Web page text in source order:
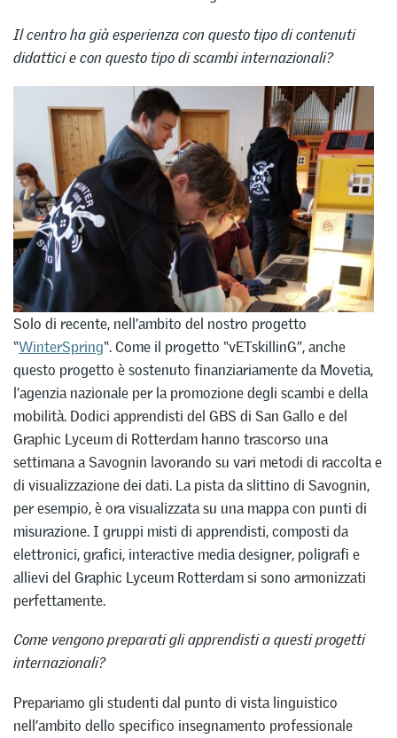
Il centro ha già esperienza con questo tipo di contenuti
didattici e con questo tipo di scambi internazionali?
Solo di recente, nell’ambito del nostro progetto
“WinterSpring“. Come il progetto “vETskillinG”, anche
questo progetto è sostenuto finanziariamente da Movetia,
l’agenzia nazionale per la promozione degli scambi e della
mobilità. Dodici apprendisti del GBS di San Gallo e del
Graphic Lyceum di Rotterdam hanno trascorso una
settimana a Savognin lavorando su vari metodi di raccolta e
di visualizzazione dei dati. La pista da slittino di Savognin,
per esempio, è ora visualizzata su una mappa con punti di
misurazione. I gruppi misti di apprendisti, composti da
elettronici, grafici, interactive media designer, poligrafi e
allievi del Graphic Lyceum Rotterdam si sono armonizzati
perfettamente.
Come vengono preparati gli apprendisti a questi progetti
internazionali?
Prepariamo gli studenti dal punto di vista linguistico
nell’ambito dello specifico insegnamento professionale